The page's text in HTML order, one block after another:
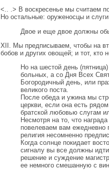
<.. .> В воскресенье мы считаем
Но остальные: оруженосцы и
Двое и еще двое должны
XII. Мы предписываем, чтобы на
бобов и других овощей; и тот, кто
Но на шестой день
больных, а со Дня Всех
Богородичный день, или
великого поста.
После обеда и ужина мы
церкви, если она есть
братской любовью слугам
Несмотря на то, что
повелеваем вам ежедневно
религия несомненно
Когда солнце покидает
сигналу вы все должны
решение и суждение
ее немного смешанную с